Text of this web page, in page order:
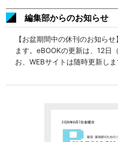
編集部からのお知らせ
【お盆期間中の休刊のお知ら
ます。eBOOKの更新は、12日
お、WEBサイトは随時更新しま